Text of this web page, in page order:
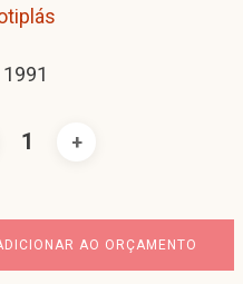
1991
AO ORÇAMENTO